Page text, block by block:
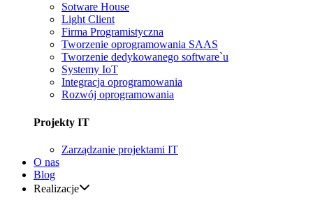
Sotware House
Light Client
Firma Programistyczna
Tworzenie oprogramowania SAAS
Tworzenie dedykowanego software`u
Systemy IoT
Integracja oprogramowania
Rozwój oprogramowania
Projekty IT
Zarządzanie projektami IT
O nas
Blog
Realizacje